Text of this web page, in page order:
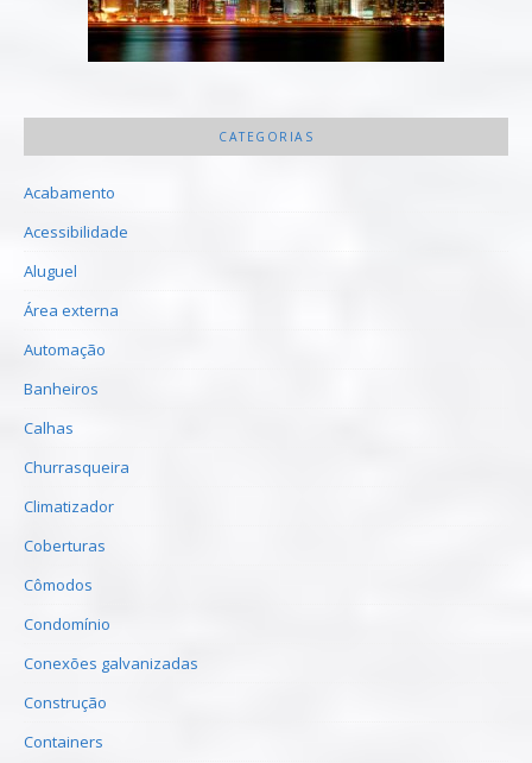
CATEGORIAS
Acabamento
Acessibilidade
Aluguel
Área externa
Automação
Banheiros
Calhas
Churrasqueira
Climatizador
Coberturas
Cômodos
Condomínio
Conexões galvanizadas
Construção
Containers